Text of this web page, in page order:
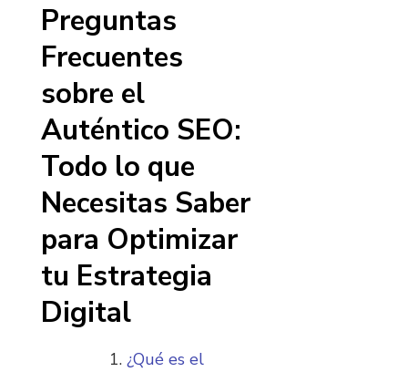
Preguntas
Frecuentes
sobre el
Auténtico SEO:
Todo lo que
Necesitas Saber
para Optimizar
tu Estrategia
Digital
¿Qué es el